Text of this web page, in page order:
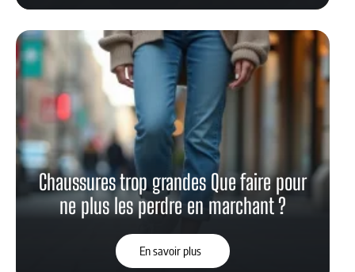
Chaussures trop grandes Que faire pour
ne plus les perdre en marchant ?
En savoir plus